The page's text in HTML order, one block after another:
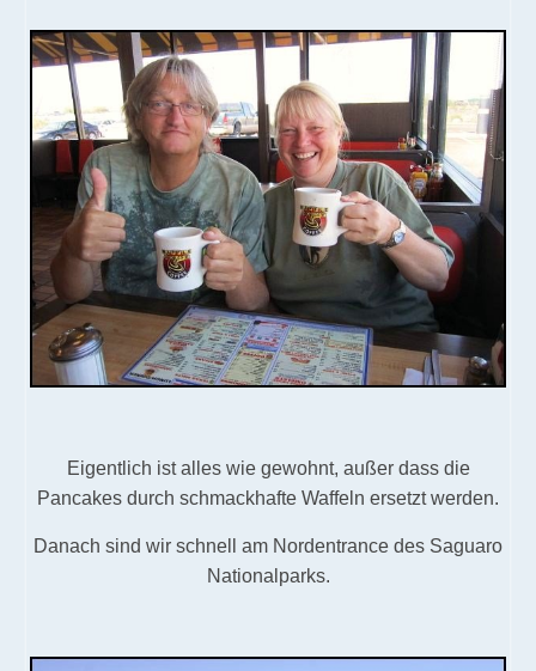
Eigentlich ist alles wie gewohnt, außer dass die
Pancakes durch schmackhafte Waffeln ersetzt werden.
Danach sind wir schnell am Nordentrance des Saguaro
Nationalparks.